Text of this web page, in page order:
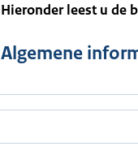
Hieronder leest u de
Algemene